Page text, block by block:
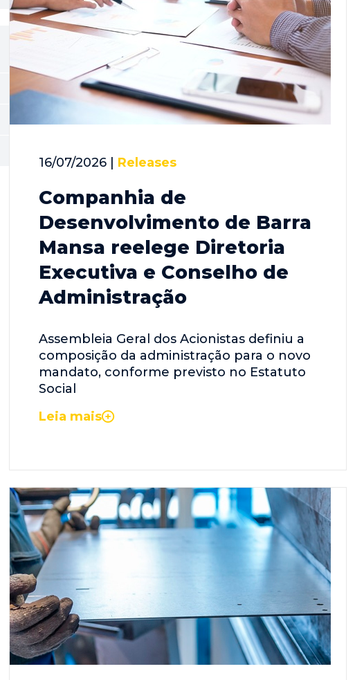
16/07/2026 | Releases
Companhia de
Desenvolvimento de Barra
Mansa reelege Diretoria
Executiva e Conselho de
Administração
Assembleia Geral dos Acionistas definiu a
composição da administração para o novo
mandato, conforme previsto no Estatuto
Social
Leia mais